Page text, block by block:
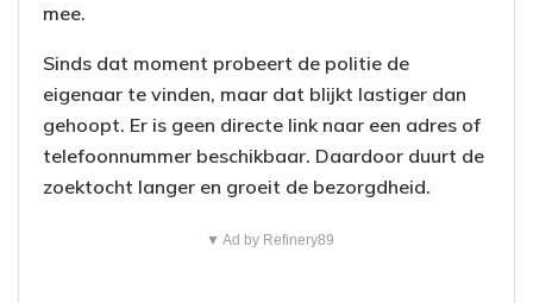
mee.
Sinds dat moment probeert de politie de
eigenaar te vinden, maar dat blijkt lastiger dan
gehoopt. Er is geen directe link naar een adres of
telefoonnummer beschikbaar. Daardoor duurt de
zoektocht langer en groeit de bezorgdheid.
▼ Ad by Refinery89